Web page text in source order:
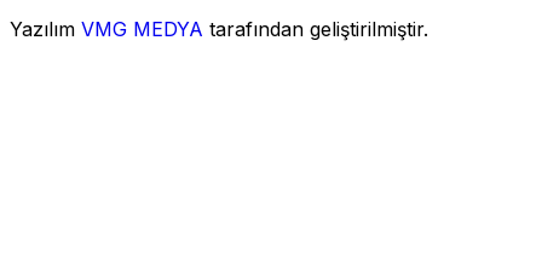
Yazılım VMG MEDYA tarafından geliştirilmiştir.